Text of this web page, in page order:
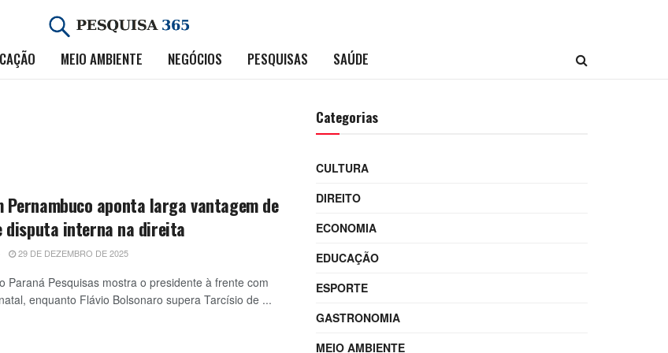
MEIO AMBIENTE NEGÓCIOS PESQUISAS SAÚDE
Pernambuco aponta larga vantagem de
disputa interna na direita
29 DE DEZEMBRO DE 2025
Paraná Pesquisas mostra o presidente à frente com
enquanto Flávio Bolsonaro supera Tarcísio de ...
Categorias
CULTURA
DIREITO
ECONOMIA
EDUCAÇÃO
ESPORTE
GASTRONOMIA
MEIO AMBIENTE